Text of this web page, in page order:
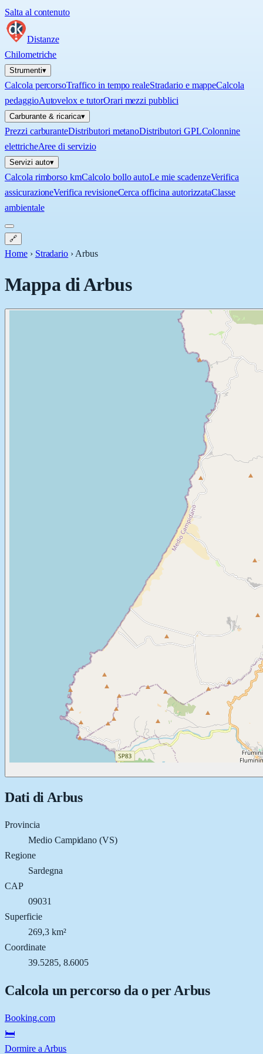
Salta al contenuto
Distanze
Chilometriche
Strumenti▾
Calcola percorsoTraffico in tempo realeStradario e mappeCalcola
pedaggioAutovelox e tutorOrari mezzi pubblici
Carburante & ricarica▾
Prezzi carburanteDistributori metanoDistributori GPLColonnine
elettricheAree di servizio
Servizi auto▾
Calcola rimborso kmCalcolo bollo autoLe mie scadenzeVerifica
assicurazioneVerifica revisioneCerca officina autorizzataClasse
ambientale
🔗
Home › Stradario › Arbus
Mappa diArbus
Dati di Arbus
Provincia
Medio Campidano (VS)
Regione
Sardegna
CAP
09031
Superficie
269,3 km²
Coordinate
39.5285, 8.6005
Calcola un percorso da o perArbus
Booking.com
🛏️
Dormire a Arbus